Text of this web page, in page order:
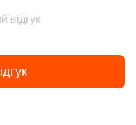
відгук